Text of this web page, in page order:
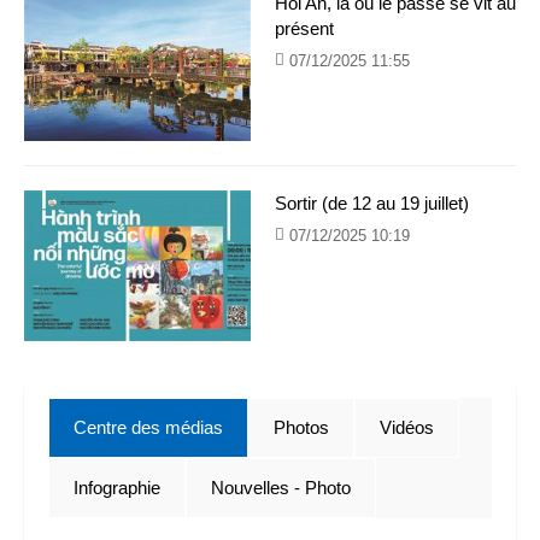
présent
07/12/2025 11:55
Sortir (de 12 au 19 juillet)
07/12/2025 10:19
Centre des médias Photos Vidéos
Infographie Nouvelles - Photo